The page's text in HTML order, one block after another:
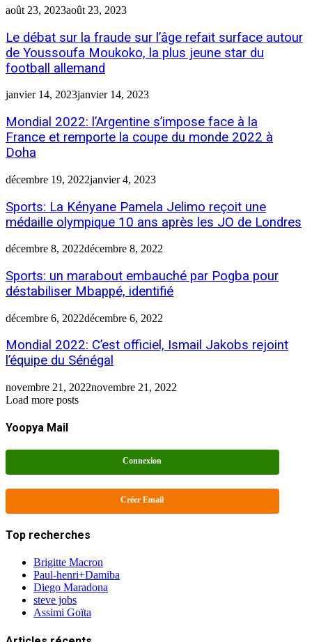
août 23, 2023août 23, 2023
Le débat sur la fraude sur l’âge refait surface autour
de Youssoufa Moukoko, la plus jeune star du
football allemand
janvier 14, 2023janvier 14, 2023
Mondial 2022: l’Argentine s’impose face à la
France et remporte la coupe du monde 2022 à
Doha
décembre 19, 2022janvier 4, 2023
Sports: La Kényane Pamela Jelimo reçoit une
médaille olympique 10 ans après les JO de Londres
décembre 8, 2022décembre 8, 2022
Sports: un marabout embauché par Pogba pour
déstabiliser Mbappé, identifié
décembre 6, 2022décembre 6, 2022
Mondial 2022: C’est officiel, Ismail Jakobs rejoint
l’équipe du Sénégal
novembre 21, 2022novembre 21, 2022
Load more posts
Yoopya Mail
Connexion
Créer Email
Top recherches
Brigitte Macron
Paul-henri+Damiba
Diego Maradona
steve jobs
Assimi Goïta